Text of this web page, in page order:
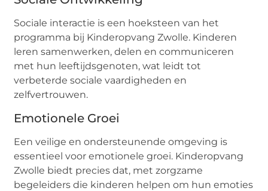
Sociale interactie is een hoeksteen van het
programma bij Kinderopvang Zwolle. Kinderen
leren samenwerken, delen en communiceren
met hun leeftijdsgenoten, wat leidt tot
verbeterde sociale vaardigheden en
zelfvertrouwen.
Emotionele Groei
Een veilige en ondersteunende omgeving is
essentieel voor emotionele groei. Kinderopvang
Zwolle biedt precies dat, met zorgzame
begeleiders die kinderen helpen om hun emoties